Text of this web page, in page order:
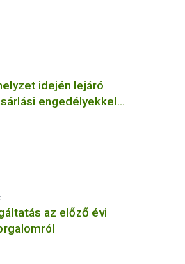
idején lejáró
engedélyekkel
az előző évi